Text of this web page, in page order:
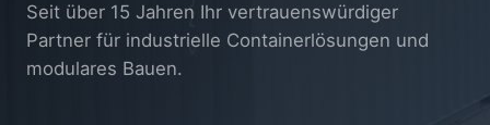
Seit über 15 Jahren Ihr vertrauenswürdiger
Partner für industrielle Containerlösungen und
modulares Bauen.